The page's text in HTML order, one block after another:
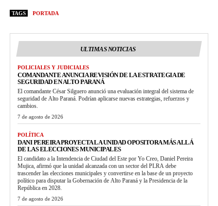
TAGS PORTADA
ULTIMAS NOTICIAS
POLICIALES Y JUDICIALES
COMANDANTE ANUNCIA REVISIÓN DE LA ESTRATEGIA DE
SEGURIDAD EN ALTO PARANÁ
El comandante César Silguero anunció una evaluación integral del sistema de
seguridad de Alto Paraná. Podrían aplicarse nuevas estrategias, refuerzos y
cambios.
7 de agosto de 2026
POLÍTICA
DANI PEREIRA PROYECTA LA UNIDAD OPOSITORA MÁS ALLÁ
DE LAS ELECCIONES MUNICIPALES
El candidato a la Intendencia de Ciudad del Este por Yo Creo, Daniel Pereira
Mujica, afirmó que la unidad alcanzada con un sector del PLRA debe
trascender las elecciones municipales y convertirse en la base de un proyecto
político para disputar la Gobernación de Alto Paraná y la Presidencia de la
República en 2028.
7 de agosto de 2026